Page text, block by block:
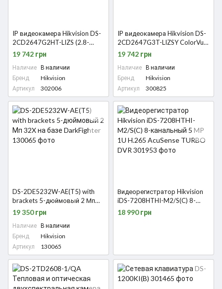
IP видеокамера Hikvision DS-
2CD2647G2HT-LIZS (2.8-
12мм)
19 742 грн
Наличие В наличии
Бренд
Hikvision
Артикул
302006
IP видеокамера Hikvision DS-
2CD2647G3T-LIZSY ColorVu
(2.8-12мм)
19 742 грн
Наличие В наличии
Бренд
Hikvision
Артикул
300825
DS-2DE5232W-AE(T5) with
brackets 5-дюймовый 2 Мп
32X на базе DarkFighter
19 350 грн
Наличие В наличии
Бренд
Hikvision
Артикул
130065
Видеорегистратор Hikvision
iDS-7208HTHI-M2/S(C) 8-
канальный 5 MP 1U H.265
AcuSense TURBO DVR
18 990 грн